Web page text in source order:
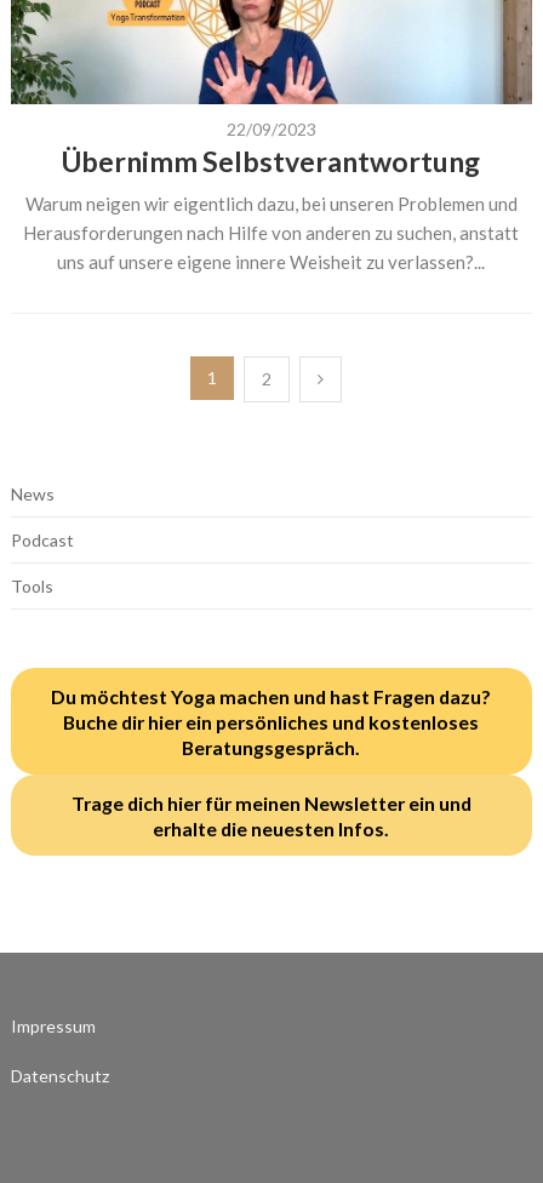
22/09/2023
Übernimm Selbstverantwortung
Warum neigen wir eigentlich dazu, bei unseren Problemen und
Herausforderungen nach Hilfe von anderen zu suchen, anstatt
uns auf unsere eigene innere Weisheit zu verlassen?...
Seitennummerierung
1 2
News
Podcast
Tools
Du möchtest Yoga machen und hast Fragen dazu?
Buche dir hier ein persönliches und kostenloses
Beratungsgespräch.
Trage dich hier für meinen Newsletter ein und
erhalte die neuesten Infos.
Impressum
Datenschutz